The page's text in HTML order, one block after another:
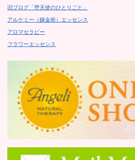
旧ブログ「堕天使のひとりごと」
アルケミー（錬金術）エッセンス
アロマセラピー
フラワーエッセンス